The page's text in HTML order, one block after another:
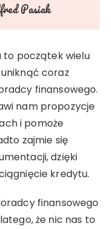
Pasiak
to początek wielu
coraz
finansowego.
nam propozycje
i pomoże
zajmie się
dzięki
kredytu.
finansowego
że nic nas to